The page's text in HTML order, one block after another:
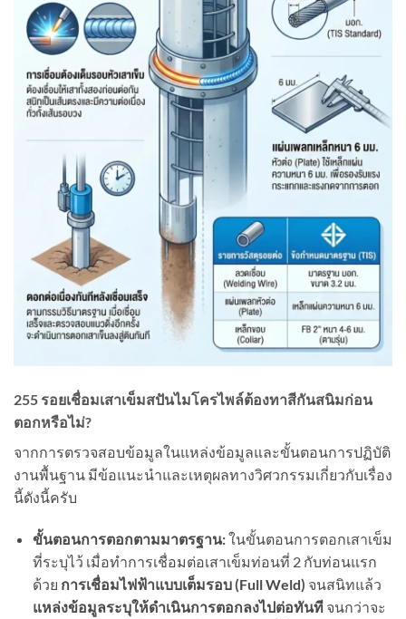
255 รอยเชื่อมเสาเข็มสปันไมโครไพล์ต้องทาสีกันสนิมก่อน
ตอกหรือไม่?
จากการตรวจสอบข้อมูลในแหล่งข้อมูลและขั้นตอนการปฏิบัติ
งานพื้นฐาน มีข้อแนะนำและเหตุผลทางวิศวกรรมเกี่ยวกับเรื่อง
นี้ดังนี้ครับ
ขั้นตอนการตอกตามมาตรฐาน:ในขั้นตอนการตอกเสาเข็ม
ที่ระบุไว้ เมื่อทำการเชื่อมต่อเสาเข็มท่อนที่ 2 กับท่อนแรก
ด้วย การเชื่อมไฟฟ้าแบบเต็มรอบ (Full Weld) จนสนิทแล้ว
แหล่งข้อมูลระบุให้ดำเนินการตอกลงไปต่อทันทีจนกว่าจะ